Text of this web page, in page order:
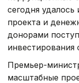
сегодня
проекта и
донорами
инвестирования
Премьер-
масштабные